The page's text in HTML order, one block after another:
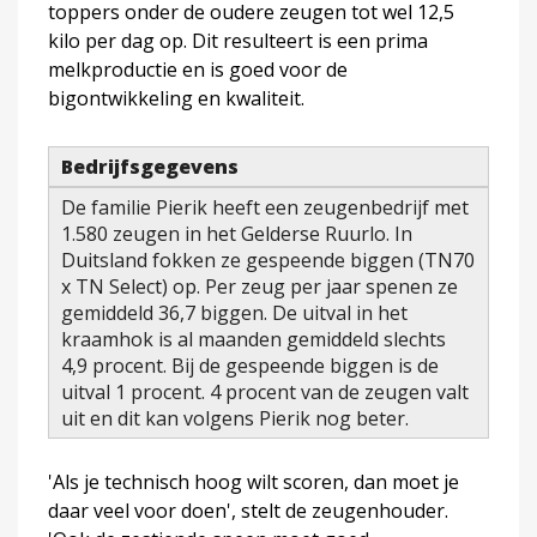
toppers onder de oudere zeugen tot wel 12,5
kilo per dag op. Dit resulteert is een prima
melkproductie en is goed voor de
bigontwikkeling en kwaliteit.
Bedrijfsgegevens
De familie Pierik heeft een zeugenbedrijf met
1.580 zeugen in het Gelderse Ruurlo. In
Duitsland fokken ze gespeende biggen (TN70
x TN Select) op. Per zeug per jaar spenen ze
gemiddeld 36,7 biggen. De uitval in het
kraamhok is al maanden gemiddeld slechts
4,9 procent. Bij de gespeende biggen is de
uitval 1 procent. 4 procent van de zeugen valt
uit en dit kan volgens Pierik nog beter.
'Als je technisch hoog wilt scoren, dan moet je
daar veel voor doen', stelt de zeugenhouder.